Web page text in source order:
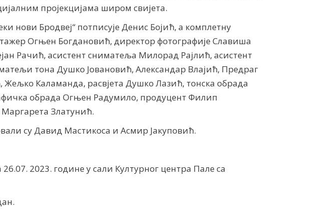
пројекцијама широм свијета.
нови Бродвеј“ потписује Денис Бојић, а комплетну
Огњен Богдановић, директор фотографије Славиша
Рачић, асистент сниматеља Милорад Рајлић, асистент
тона Душко Јовановић, Александар Влајић, Предраг
Каламанда, расвјета Душко Лазић, тонска обрада
обрада Огњен Радумило, продуцент Филип
Златунић.
су Давид Мастикоса и Асмир Јакуповић.
26.07. 2023. године у сали Културног центра Пале са